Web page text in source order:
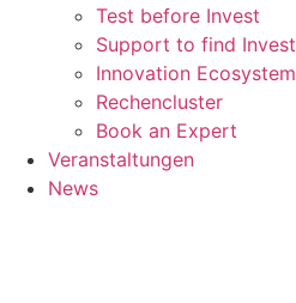
Test before Invest
Support to find Invest
Innovation Ecosystem
Rechencluster​
Book an Expert
Veranstaltungen
News